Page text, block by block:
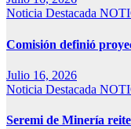
Noticia Destacada
Comisión definió
Julio 16, 2026
Noticia Destacada
Seremi de Minería